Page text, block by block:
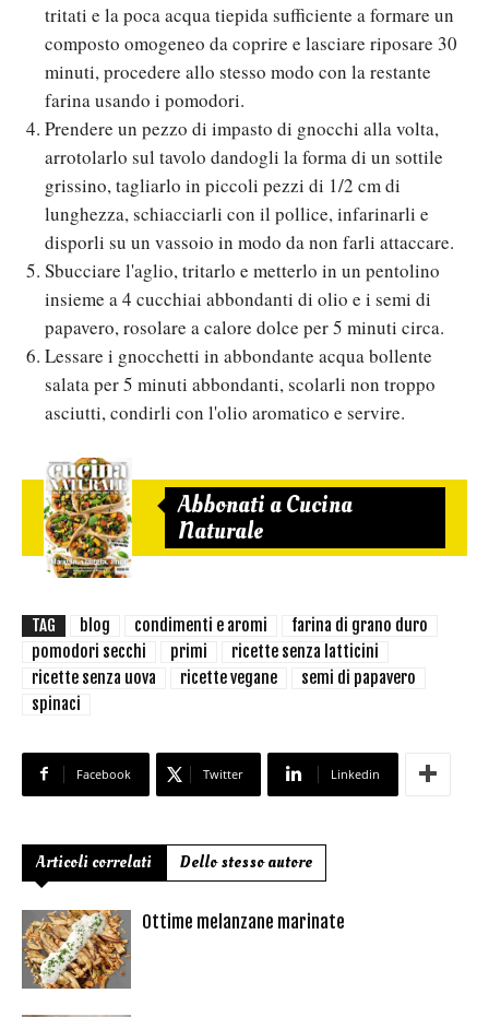
tritati e la poca acqua tiepida sufficiente a formare un
composto omogeneo da coprire e lasciare riposare 30
minuti, procedere allo stesso modo con la restante
farina usando i pomodori.
Prendere un pezzo di impasto di gnocchi alla volta,
arrotolarlo sul tavolo dandogli la forma di un sottile
grissino, tagliarlo in piccoli pezzi di 1/2 cm di
lunghezza, schiacciarli con il pollice, infarinarli e
disporli su un vassoio in modo da non farli attaccare.
Sbucciare l'aglio, tritarlo e metterlo in un pentolino
insieme a 4 cucchiai abbondanti di olio e i semi di
papavero, rosolare a calore dolce per 5 minuti circa.
Lessare i gnocchetti in abbondante acqua bollente
salata per 5 minuti abbondanti, scolarli non troppo
asciutti, condirli con l'olio aromatico e servire.
Abbonati a Cucina
Naturale
TAG blog condimenti e aromi
farina di grano duro
pomodori secchi
primi
ricette senza latticini
ricette senza uova
ricette vegane
semi di papavero
spinaci
Facebook Twitter Linkedin
Articoli correlati Dello stesso autore
Ottime melanzane marinate